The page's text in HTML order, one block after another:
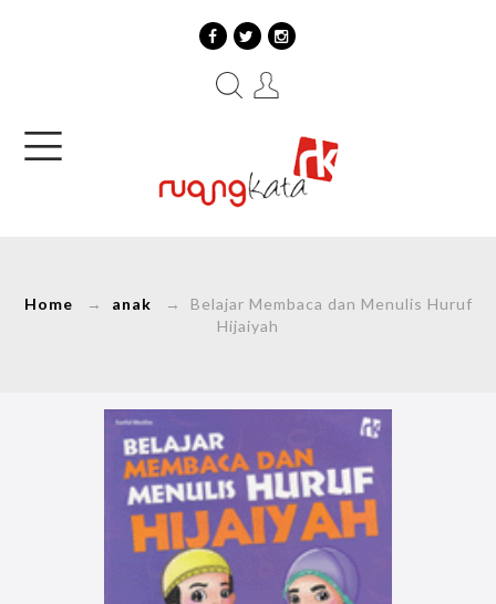
Home → anak → Belajar Membaca dan Menulis Huruf
Hijaiyah